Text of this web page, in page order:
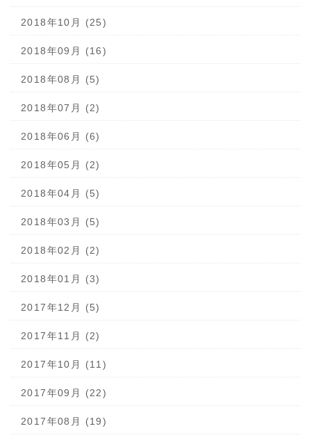
2018年10月 (25)
2018年09月 (16)
2018年08月 (5)
2018年07月 (2)
2018年06月 (6)
2018年05月 (2)
2018年04月 (5)
2018年03月 (5)
2018年02月 (2)
2018年01月 (3)
2017年12月 (5)
2017年11月 (2)
2017年10月 (11)
2017年09月 (22)
2017年08月 (19)